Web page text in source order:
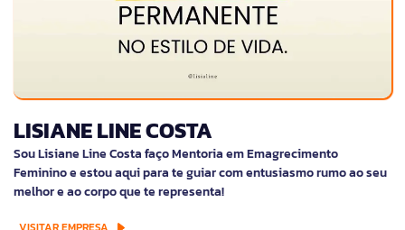
LISIANE LINE COSTA
Sou Lisiane Line Costa faço Mentoria em Emagrecimento
Feminino e estou aqui para te guiar com entusiasmo rumo ao seu
melhor e ao corpo que te representa!